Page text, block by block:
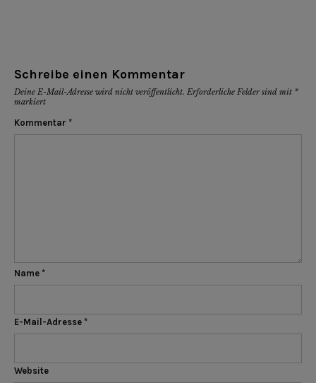
Schreibe einen Kommentar
Deine E-Mail-Adresse wird nicht veröffentlicht. Erforderliche Felder sind mit *
markiert
Kommentar *
Name *
E-Mail-Adresse *
Website